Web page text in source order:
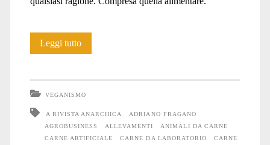
Leggi tuttoCibo
VEGANISMO
A RIVISTA ANARCHICA
ADRIANO FRAGANO
AGROBUSINESS
ALLEVAMENTI
ANIMALI DA CARNE
CARNE ARTIFICIALE
CARNE DA LABORATORIO
CARNE